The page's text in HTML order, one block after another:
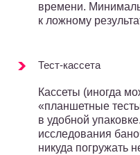
времени.
к ложному
Тест-кассета
Кассеты (иногда
«планшетные
в удобной
исследования
никуда погружать